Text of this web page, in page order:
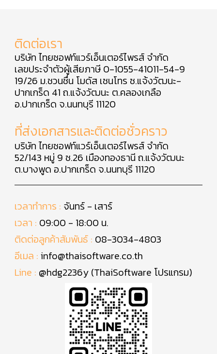
ติดต่อเรา
บริษัท ไทยซอฟท์แวร์เอ็นเตอร์ไพรส์ จำกัด
เลขประจำตัวผู้เสียภาษี 0-1055-41011-54-9
19/26 ม.ชวนชื่น โมดัส เซนโทร ซ.แจ้งวัฒนะ-
ปากเกร็ด 41 ถ.แจ้งวัฒนะ ต.คลองเกลือ
อ.ปากเกร็ด จ.นนทบุรี 11120
ที่ส่งเอกสารและติดต่อชั่วคราว
บริษัท ไทยซอฟท์แวร์เอ็นเตอร์ไพรส์ จำกัด
52/143 หมู่ 9 ซ.26 เมืองทองธานี ถ.แจ้งวัฒนะ
ต.บางพูด อ.ปากเกร็ด จ.นนทบุรี 11120
เวลาทำการ : จันทร์ - เสาร์
เวลา : 09:00 - 18:00 น.
ติดต่อลูกค้าสัมพันธ์ : 08-3034-4803
อีเมล : info@thaisoftware.co.th
Line : @hdg2236y (ThaiSoftware โปรแกรม)